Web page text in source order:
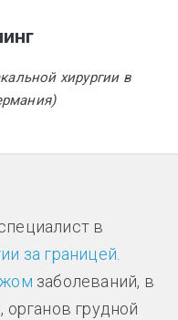
хирургии в
в
за границей
заболеваний, в
органов грудной